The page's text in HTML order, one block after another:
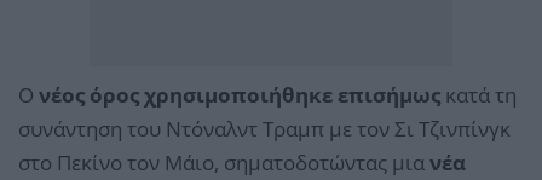
Ο νέος όρος χρησιμοποιήθηκε επισήμως κατά τη
συνάντηση του Ντόναλντ Τραμπ με τον Σι Τζινπίνγκ
στο Πεκίνο τον Μάιο, σηματοδοτώντας μιανέα